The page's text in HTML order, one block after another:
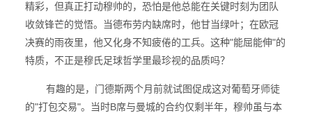
精彩，但真正打动穆帅的，恐怕是他总能在关键时刻为团队
收敛锋芒的觉悟。当德布劳内缺席时，他甘当绿叶；在欧冠
决赛的雨夜里，他又化身不知疲倦的工兵。这种"能屈能伸"的
特质，不正是穆氏足球哲学里最珍视的品质吗？
有趣的是，门德斯两个月前就试图促成这对葡萄牙师徒
的"打包交易"。当时B席与曼城的合约仅剩半年，穆帅虽与本